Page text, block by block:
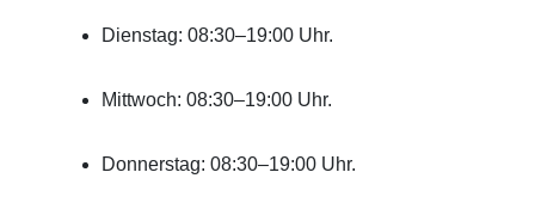
Dienstag: 08:30–19:00 Uhr.
Mittwoch: 08:30–19:00 Uhr.
Donnerstag: 08:30–19:00 Uhr.